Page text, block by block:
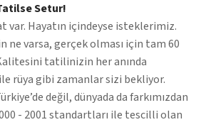
Setur!
var. Hayatın içindeyse isteklerimiz.
ne varsa, gerçek olması için tam 60
tatilinizin her anında
rüya gibi zamanlar sizi bekliyor.
değil, dünyada da farkımızdan
- 2001 standartları ile tescilli olan